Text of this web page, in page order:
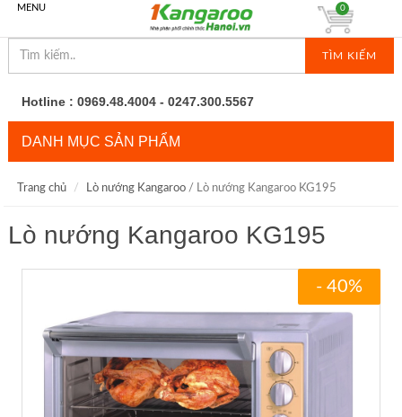
MENU
TÌM KIẾM
0
Hotline : 0969.48.4004 - 0247.300.5567
DANH MỤC SẢN PHẨM
Trang chủ Lò nướng Kangaroo/ Lò nướng Kangaroo KG195
Lò nướng Kangaroo KG195
- 40%